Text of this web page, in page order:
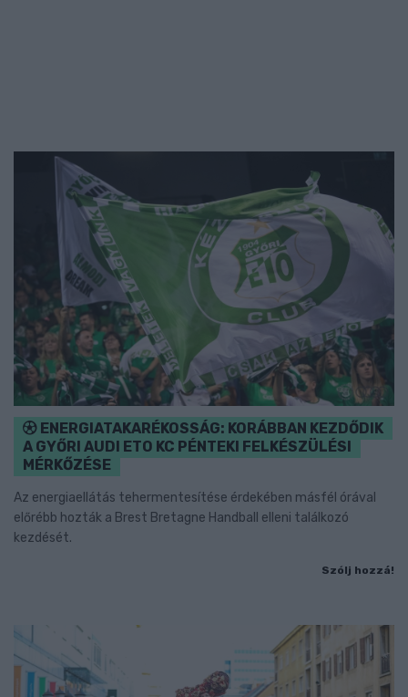
ENERGIATAKARÉKOSSÁG: KORÁBBAN KEZDŐDIK
A GYŐRI AUDI ETO KC PÉNTEKI FELKÉSZÜLÉSI
MÉRKŐZÉSE
Az energiaellátás tehermentesítése érdekében másfél órával
előrébb hozták a Brest Bretagne Handball elleni találkozó
kezdését.
Szólj hozzá!